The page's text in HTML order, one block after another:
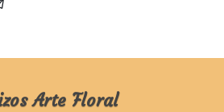
Arte Floral